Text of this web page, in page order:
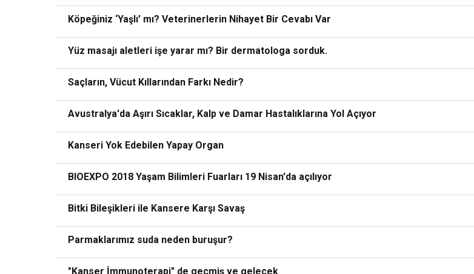
Köpeğiniz ‘Yaşlı’ mı? Veterinerlerin Nihayet Bir Cevabı Var
Yüz masajı aletleri işe yarar mı? Bir dermatologa sorduk.
Saçların, Vücut Kıllarından Farkı Nedir?
Avustralya'da Aşırı Sıcaklar, Kalp ve Damar Hastalıklarına Yol Açıyor
Kanseri Yok Edebilen Yapay Organ
BIOEXPO 2018 Yaşam Bilimleri Fuarları 19 Nisan'da açılıyor
Bitki Bileşikleri ile Kansere Karşı Savaş
Parmaklarımız suda neden buruşur?
"Kanser İmmunoterapi" de geçmiş ve gelecek